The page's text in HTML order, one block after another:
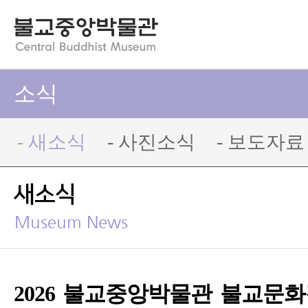
소식
- 새소식 - 사진소식 - 보도자료
새소식
Museum News
2026 불교중앙박물관 불교문